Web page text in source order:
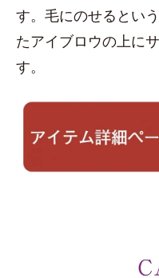
す。毛にのせるとい
たアイブロウの上に
す。